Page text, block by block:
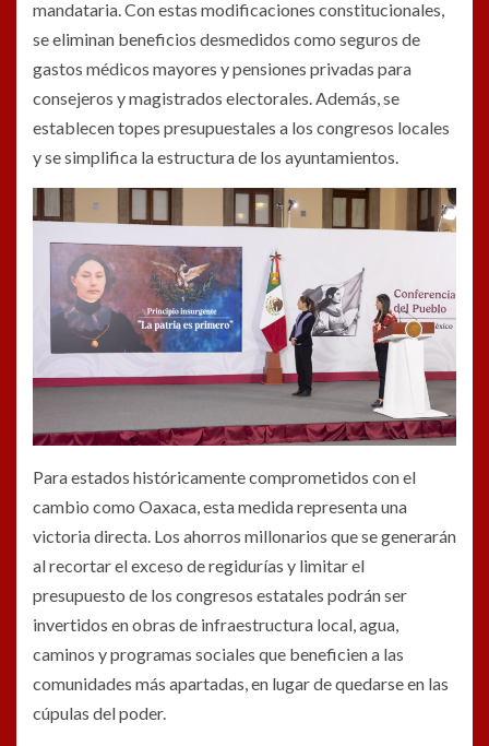
mandataria.Con estas modificaciones constitucionales,
se eliminan beneficios desmedidos como seguros de
gastos médicos mayores y pensiones privadas para
consejeros y magistrados electorales. Además, se
establecen topes presupuestales a los congresos locales
y se simplifica la estructura de los ayuntamientos.
Para estados históricamente comprometidos con el
cambio como Oaxaca, esta medida representa una
victoria directa. Los ahorros millonarios que se generarán
al recortar el exceso de regidurías y limitar el
presupuesto de los congresos estatales podrán ser
invertidos en obras de infraestructura local, agua,
caminos y programas sociales que beneficien a las
comunidades más apartadas, en lugar de quedarse en las
cúpulas del poder.